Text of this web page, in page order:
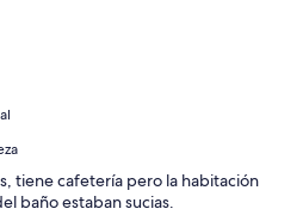
tiene cafetería pero la habitación
baño estaban sucias.